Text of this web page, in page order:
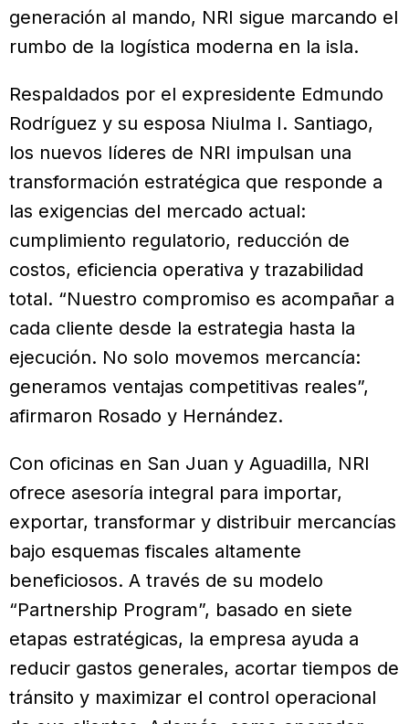
generación al mando, NRI sigue marcando el
rumbo de la logística moderna en la isla.
Respaldados por el expresidente Edmundo
Rodríguez y su esposa Niulma I. Santiago,
los nuevos líderes de NRI impulsan una
transformación estratégica que responde a
las exigencias del mercado actual:
cumplimiento regulatorio, reducción de
costos, eficiencia operativa y trazabilidad
total. “Nuestro compromiso es acompañar a
cada cliente desde la estrategia hasta la
ejecución. No solo movemos mercancía:
generamos ventajas competitivas reales”,
afirmaron Rosado y Hernández.
Con oficinas en San Juan y Aguadilla, NRI
ofrece asesoría integral para importar,
exportar, transformar y distribuir mercancías
bajo esquemas fiscales altamente
beneficiosos. A través de su modelo
“Partnership Program”, basado en siete
etapas estratégicas, la empresa ayuda a
reducir gastos generales, acortar tiempos de
tránsito y maximizar el control operacional